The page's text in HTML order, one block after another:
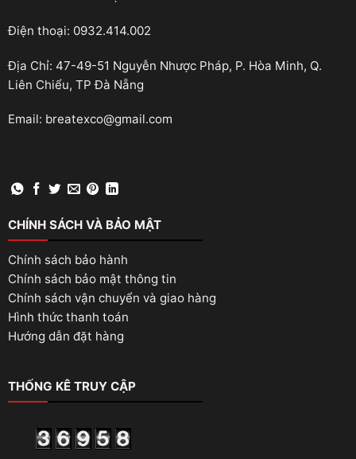
Điện thoại: 0932.414.002
Địa Chỉ: 47-49-51 Nguyễn Nhược Pháp, P. Hòa Minh, Q.
Liên Chiểu, TP Đà Nẵng
Email: breatexco@gmail.com
CHÍNH SÁCH VÀ BẢO MẬT
Chính sách bảo hành
Chính sách bảo mật thông tin
Chính sách vận chuyển và giao hàng
Hình thức thanh toán
Hướng dẫn đặt hàng
THỐNG KÊ TRUY CẬP